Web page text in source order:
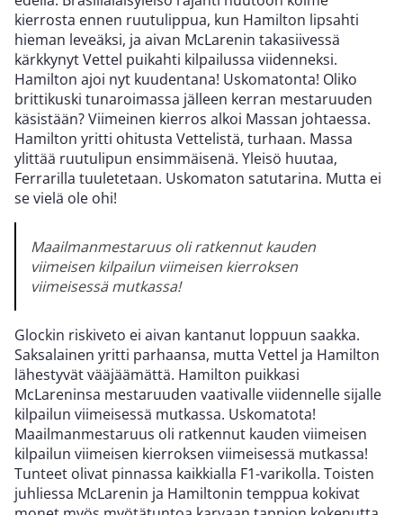
kierrosta ennen ruutulippua, kun Hamilton lipsahti
hieman leveäksi, ja aivan McLarenin takasiivessä
kärkkynyt Vettel puikahti kilpailussa viidenneksi.
Hamilton ajoi nyt kuudentana! Uskomatonta! Oliko
brittikuski tunaroimassa jälleen kerran mestaruuden
käsistään? Viimeinen kierros alkoi Massan johtaessa.
Hamilton yritti ohitusta Vettelistä, turhaan. Massa
ylittää ruutulipun ensimmäisenä. Yleisö huutaa,
Ferrarilla tuuletetaan. Uskomaton satutarina. Mutta ei
se vielä ole ohi!
Maailmanmestaruus oli ratkennut kauden
viimeisen kilpailun viimeisen kierroksen
viimeisessä mutkassa!
Glockin riskiveto ei aivan kantanut loppuun saakka.
Saksalainen yritti parhaansa, mutta Vettel ja Hamilton
lähestyvät vääjäämättä. Hamilton puikkasi
McLareninsa mestaruuden vaativalle viidennelle sijalle
kilpailun viimeisessä mutkassa. Uskomatota!
Maailmanmestaruus oli ratkennut kauden viimeisen
kilpailun viimeisen kierroksen viimeisessä mutkassa!
Tunteet olivat pinnassa kaikkialla F1-varikolla. Toisten
juhliessa McLarenin ja Hamiltonin temppua kokivat